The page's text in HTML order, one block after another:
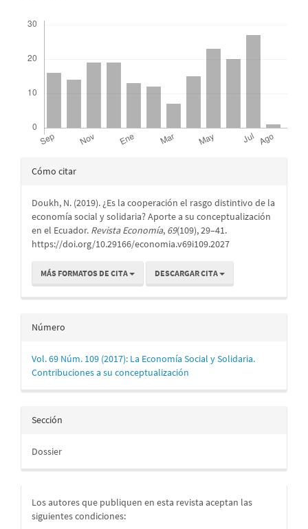
Detalles
artículo
Cómo citar
Doukh, N. (2019). ¿Es la cooperación el rasgo distintivo de la
economía social y solidaria? Aporte a su conceptualización
en el Ecuador. Revista Economía, 69(109), 29–41.
https://doi.org/10.29166/economia.v69i109.2027
MÁS FORMATOS DE CITA DESCARGAR CITA
Número
Vol. 69 Núm. 109 (2017): La Economía Social y Solidaria.
Contribuciones a su conceptualización
Sección
Dossier
Los autores que publiquen en esta revista aceptan las
siguientes condiciones: